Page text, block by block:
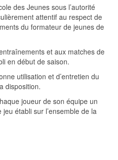
des Jeunes sous l’autorité
attentif au respect de
du formateur de jeunes de
et aux matches de
en début de saison.
utilisation et d’entretien du
disposition.
joueur de son équipe un
établi sur l’ensemble de la